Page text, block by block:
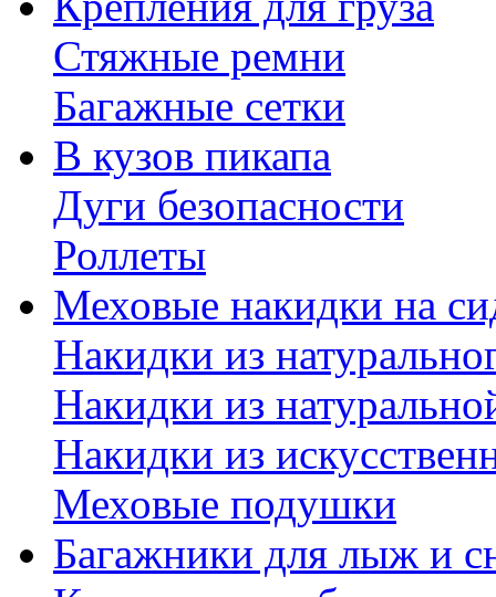
Стяжные ремни
Багажные сетки
В кузов пикапа
Дуги безопасности
Роллеты
Меховые накидки на
Накидки из
Накидки из
Накидки из
Меховые подушки
Багажники для лыж и